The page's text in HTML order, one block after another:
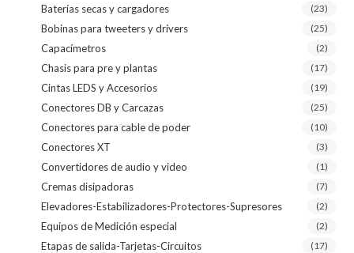
Baterías secas y cargadores (23)
Bobinas para tweeters y drivers (25)
Capacímetros (2)
Chasis para pre y plantas (17)
Cintas LEDS y Accesorios (19)
Conectores DB y Carcazas (25)
Conectores para cable de poder (10)
Conectores XT (3)
Convertidores de audio y video (1)
Cremas disipadoras (7)
Elevadores-Estabilizadores-Protectores-Supresores (2)
Equipos de Medición especial (2)
Etapas de salida-Tarjetas-Circuitos (17)